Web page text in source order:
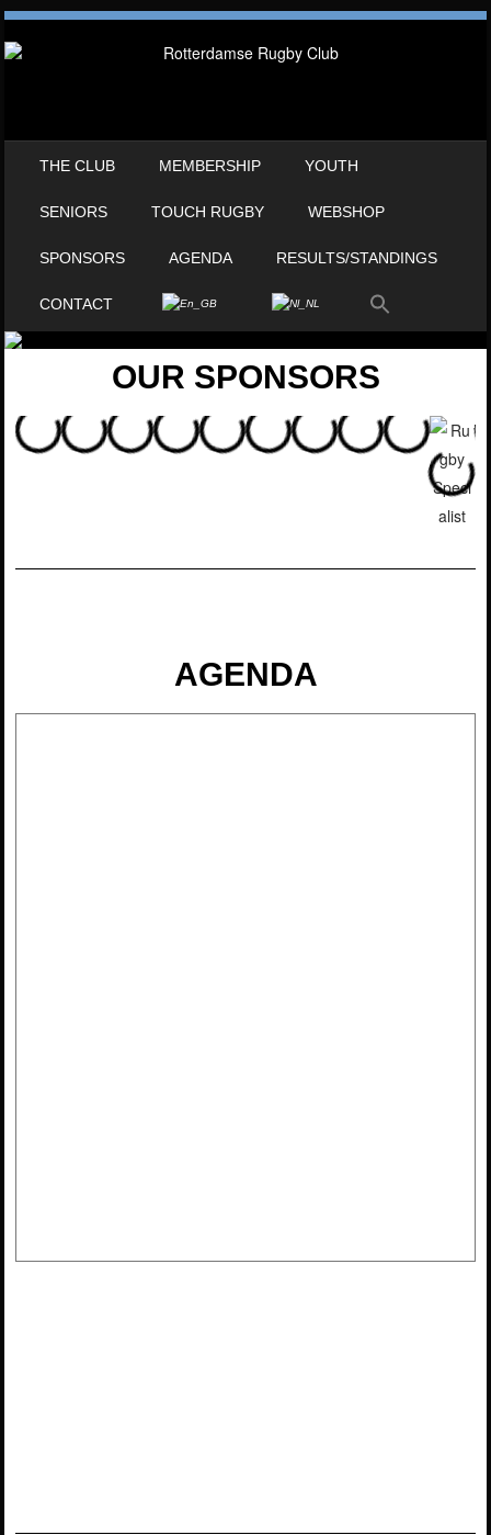
THE CLUB MEMBERSHIP YOUTH
SENIORS TOUCH RUGBY WEBSHOP
SPONSORS AGENDA RESULTS/STANDINGS
CONTACT
OUR SPONSORS
AGENDA